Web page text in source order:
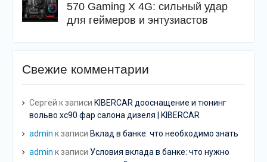
570 Gaming X 4G: сильный удар
для геймеров и энтузиастов
Свежие комментарии
Сергей к записи KIBERCAR дооснащение и тюнинг
вольво хс90 фар салона дизеля | KIBERCAR
admin к записи Вклад в банке: что необходимо знать
admin к записи Условия вклада в банке: что нужно